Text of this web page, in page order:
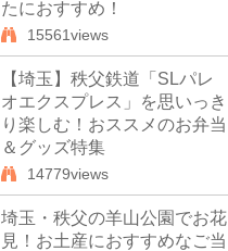
たにおすすめ！
15561views
【埼玉】秩父鉄道「SLパレ
オエクスプレス」を思いっき
り楽しむ！おススメのお弁当
＆グッズ特集
14779views
埼玉・秩父の羊山公園でお花
見！お土産におすすめなご当